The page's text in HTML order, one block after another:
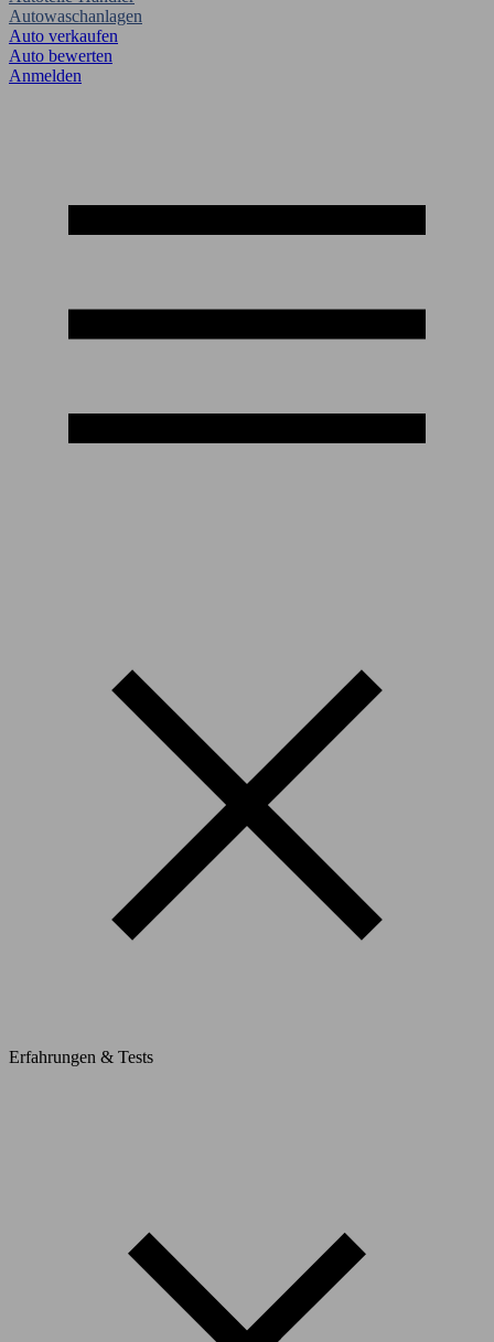
Autowaschanlagen
Auto verkaufen
Auto bewerten
Anmelden
Erfahrungen & Tests